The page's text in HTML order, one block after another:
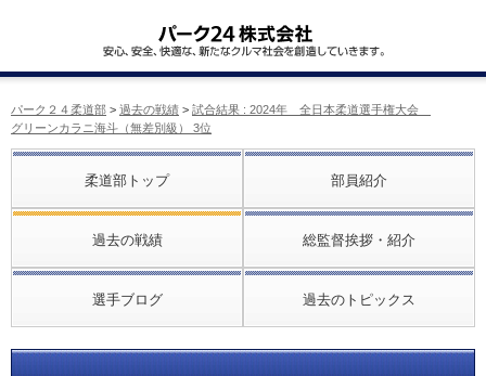
パーク２４柔道部 > 過去の戦績 > 試合結果 : 2024年 全日本柔道選手権大会
グリーンカラニ海斗（無差別級） 3位
柔道部トップ 部員紹介
過去の戦績 総監督挨拶・紹介
選手ブログ 過去のトピックス